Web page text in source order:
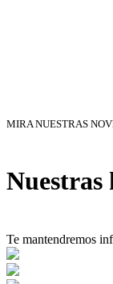
MIRA NUESTRAS
Nuestras
Te mantendremos